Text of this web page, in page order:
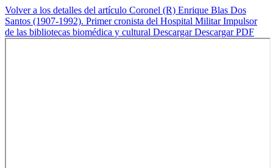
Volver a los detalles del artículo Coronel (R) Enrique Blas Dos
Santos (1907-1992). Primer cronista del Hospital Militar Impulsor
de las bibliotecas biomédica y cultural DescargarDescargar PDF